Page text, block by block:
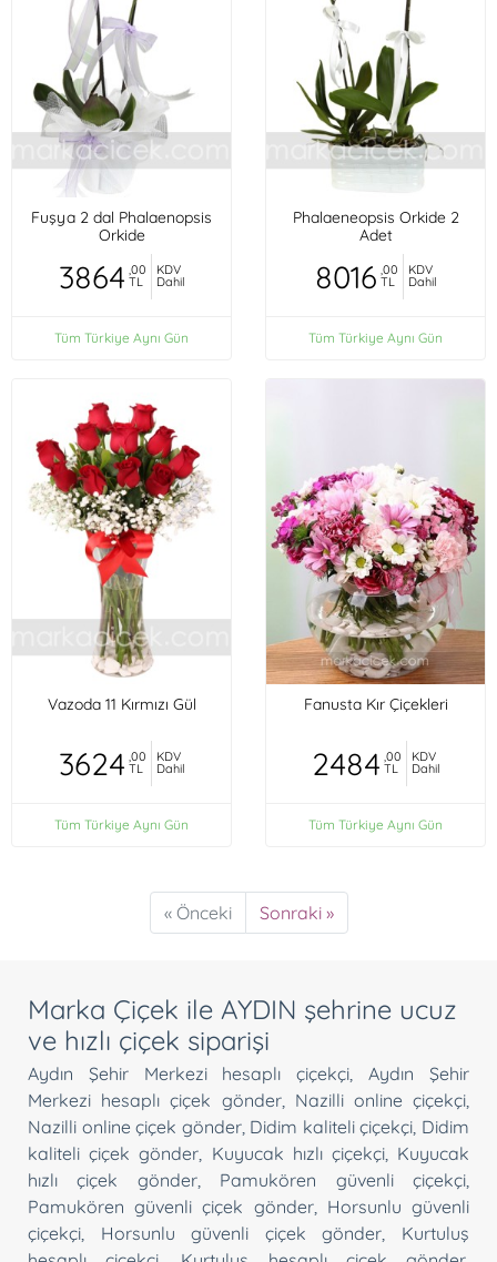
Fuşya 2 dal Phalaenopsis
Orkide
3864 ,00
TL
KDV
Dahil
Tüm Türkiye Aynı Gün
Phalaeneopsis Orkide 2
Adet
8016 ,00
TL
KDV
Dahil
Tüm Türkiye Aynı Gün
Vazoda 11 Kırmızı Gül
3624 ,00
TL
KDV
Dahil
Tüm Türkiye Aynı Gün
Fanusta Kır Çiçekleri
2484 ,00
TL
KDV
Dahil
Tüm Türkiye Aynı Gün
« Önceki Sonraki »
Marka Çiçek ile AYDIN şehrine ucuz
ve hızlı çiçek siparişi
Aydın Şehir Merkezi hesaplı çiçekçi ,Aydın Şehir
Merkezi hesaplı çiçek gönder, Nazilli online çiçekçi
Nazilli online çiçek gönder, Didim kaliteli çiçekçi Didim
kaliteli çiçek gönder
Kuyucak hızlı çiçekçi, Kuyucak
hızlı çiçek gönder, Pamukören güvenli çiçekçi
Pamukören güvenli çiçek gönder, Horsunlu güvenli
çiçekçi
Horsunlu güvenli çiçek gönder
Kurtuluş